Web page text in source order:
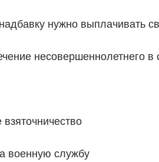
нужно выплачивать
несовершеннолетнего
военную службу